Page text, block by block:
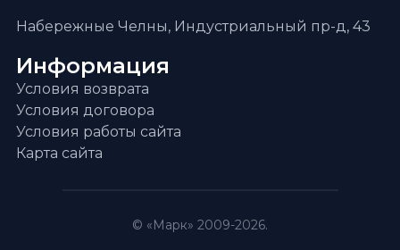
Информация
Условия возврата
Условия договора
Условия работы сайта
Карта сайта
Набережные Челны, Индустриальный пр-д, 43
© «Марк» 2009-2026.